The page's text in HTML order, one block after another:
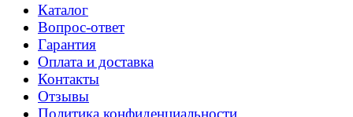
Каталог
Вопрос-ответ
Гарантия
Оплата и доставка
Контакты
Отзывы
Политика конфиденциальности